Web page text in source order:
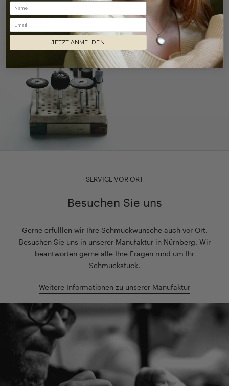
SERVICE VOR ORT
Besuchen Sie uns
Gerne erfülllen wir Ihre Schmuckwünsche auch vor Ort.
Besuchen Sie uns in unserer Manufaktur in Nürnberg. Wir
beantworten gerne alle Ihre Fragen rund um Ihr
Schmuckstück.
Weitere Informationen zu unserer Manufaktur
Email
JETZT ANMELDEN